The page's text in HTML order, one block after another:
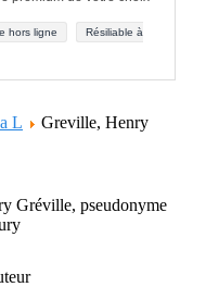
hors ligne
Résiliable à
L Greville, Henry
Gréville, pseudonyme